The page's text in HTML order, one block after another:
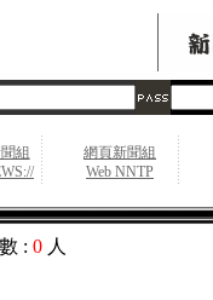
組
網頁新聞組
Web NNTP
: 0 人